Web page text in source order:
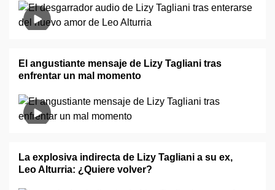
El angustiante mensaje de Lizy Tagliani tras
enfrentar un mal momento
La explosiva indirecta de Lizy Tagliani a su ex,
Leo Alturria: ¿Quiere volver?